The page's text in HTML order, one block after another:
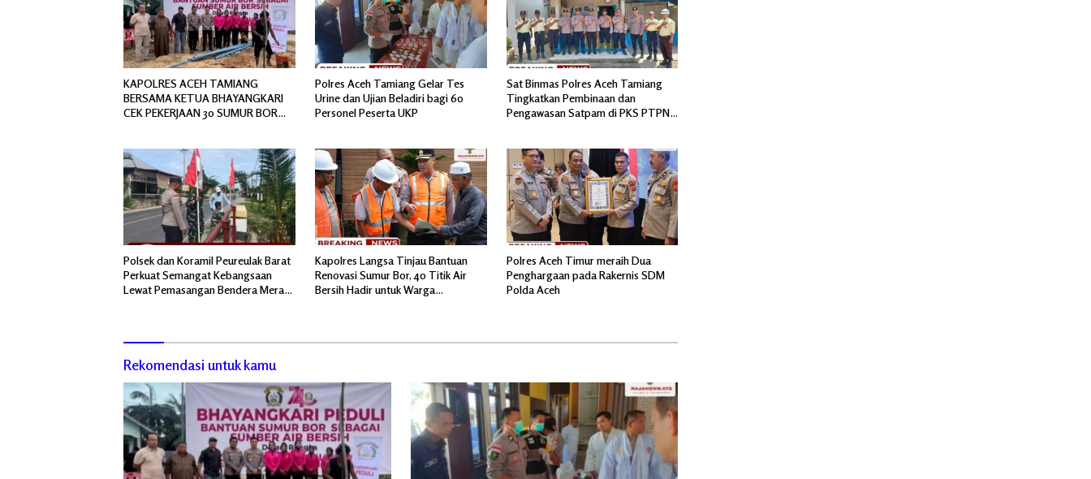
KAPOLRES ACEH TAMIANG
BERSAMA KETUA BHAYANGKARI
CEK PEKERJAAN 30 SUMUR BOR
Polres Aceh Tamiang Gelar Tes
Urine dan Ujian Beladiri bagi 60
Personel Peserta UKP
Sat Binmas Polres Aceh Tamiang
Tingkatkan Pembinaan dan
Pengawasan Satpam di PKS PTPN
Polsek dan Koramil Peureulak Barat
Perkuat Semangat Kebangsaan
Lewat Pemasangan Bendera Merah
Kapolres Langsa Tinjau Bantuan
Renovasi Sumur Bor, 40 Titik Air
Bersih Hadir untuk Warga
Polres Aceh Timur meraih Dua
Penghargaan pada Rakernis SDM
Polda Aceh
Rekomendasi untuk kamu